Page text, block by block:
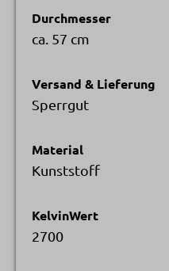
Durchmesser
ca. 57 cm
Versand & Lieferung
Sperrgut
Material
Kunststoff
KelvinWert
2700